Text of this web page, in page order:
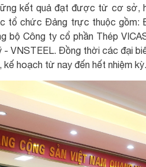
kết quả đạt được từ cơ sở,
tổ chức Đảng trực thuộc gồm:
bộ Công ty cổ phần Thép
- VNSTEEL. Đồng thời các đại
hoạch từ nay đến hết nhiệm kỳ.